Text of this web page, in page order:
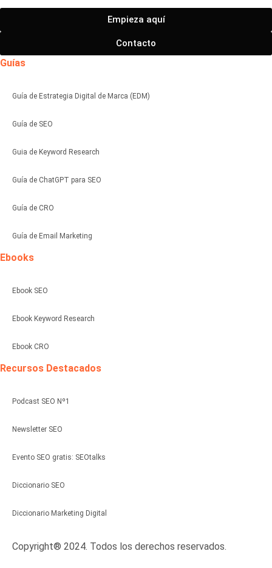
Empieza aquí
Contacto
Guías
Guía de Estrategia Digital de Marca (EDM)
Guía de SEO
Guia de Keyword Research
Guía de ChatGPT para SEO
Guía de CRO
Guía de Email Marketing
Ebooks
Ebook SEO
Ebook Keyword Research
Ebook CRO
Recursos Destacados
Podcast SEO Nº1
Newsletter SEO
Evento SEO gratis: SEOtalks
Diccionario SEO
Diccionario Marketing Digital
Copyright® 2024. Todos los derechos reservados.